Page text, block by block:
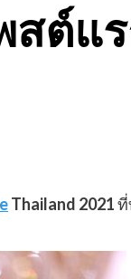
สต์แ
Thailand 2021ที่